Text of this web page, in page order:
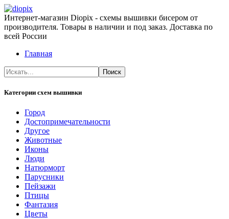
Интернет-магазин Diopix - схемы вышивки бисером от
производителя. Товары в наличии и под заказ. Доставка по
всей России
Главная
Категории схем вышивки
Город
Достопримечательности
Другое
Животные
Иконы
Люди
Натюрморт
Парусники
Пейзажи
Птицы
Фантазия
Цветы